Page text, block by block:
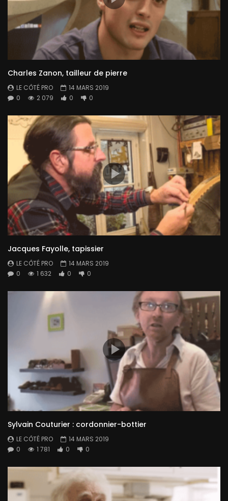
Charles Zanon, tailleur de pierre
LE CÔTÉ PRO
14 MARS 2019
0
2 079 0 0
Jacques Fayolle, tapissier
LE CÔTÉ PRO
14 MARS 2019
0
1 632 0 0
Sylvain Couturier : cordonnier-bottier
LE CÔTÉ PRO
14 MARS 2019
0
1 781 0 0